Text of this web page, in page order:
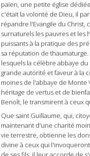
païen, une petite église
c'était la volonté de Dieu, il
répandre l'Evangile du Christ,
surnaturels les pauvres et les
puissants à la pratique des
sa réputation de
lesquels la célèbre abbaye
grande autorité et faveur à la
moines de l'abbaye de
héritage de vertus et de
Benoît, le transmirent à ceux
Que saint Guillaume, qui,
maintenant d'une charité
vie terrestre, obtienne les
divine à ceux qui